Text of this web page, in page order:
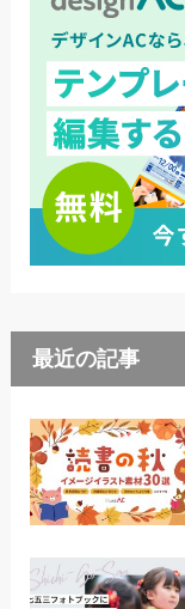
最近の記事